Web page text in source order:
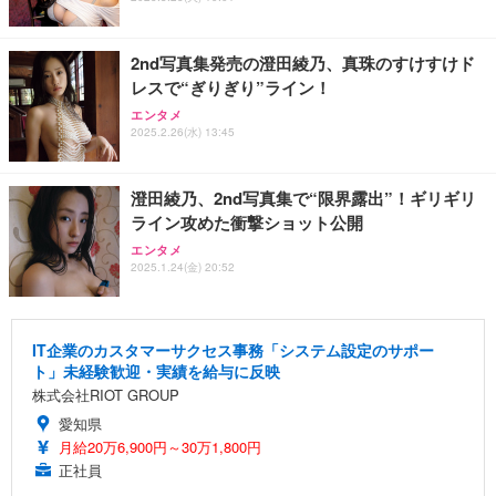
2nd写真集発売の澄田綾乃、真珠のすけすけド
レスで“ぎりぎり”ライン！
エンタメ
2025.2.26(水) 13:45
澄田綾乃、2nd写真集で“限界露出”！ギリギリ
ライン攻めた衝撃ショット公開
エンタメ
2025.1.24(金) 20:52
IT企業のカスタマーサクセス事務「システム設定のサポー
ト」未経験歓迎・実績を給与に反映
株式会社RIOT GROUP
愛知県
月給20万6,900円～30万1,800円
正社員